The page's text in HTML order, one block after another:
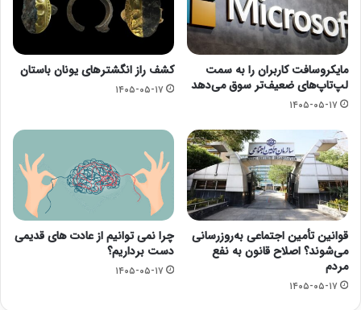
مایکروسافت کاربران را به سمت
لپ‌تاپ‌های ضعیف‌تر سوق می‌دهد
۱۴۰۵-۰۵-۱۷
کشف راز انگشترهای یونان باستان
۱۴۰۵-۰۵-۱۷
قوانین تأمین اجتماعی به‌روزرسانی
می‌شوند؟ اصلاح قانون به نفع
مردم
۱۴۰۵-۰۵-۱۷
چرا نمی توانیم از عادت های قدیمی
دست برداریم؟
۱۴۰۵-۰۵-۱۷